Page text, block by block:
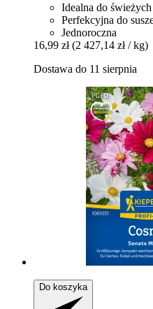
Idealna do
Perfekcyjna do
Jednoroczna
16,99 zł (2 427,14 zł / kg)
Dostawa do 11 sierpnia
Do koszyka